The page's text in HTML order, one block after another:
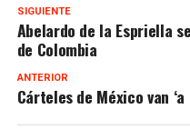
SIGUIENTE
Abelardo de la Espriella
de Colombia
ANTERIOR
Cárteles de México van ‘a